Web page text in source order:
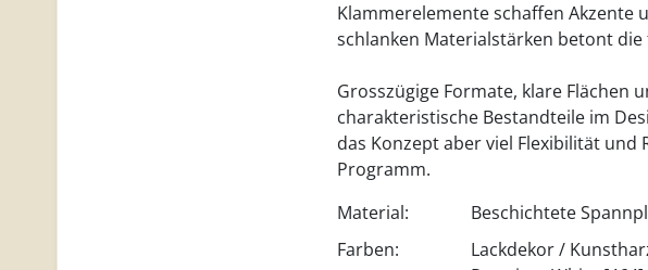
Klammerelemente schaffen Akzente
schlanken Materialstärken betont
Grosszügige Formate, klare Flächen
charakteristische Bestandteile im
das Konzept aber viel Flexibilität und
Programm.
Material:
Beschichtete
Farben:
Lackdekor /